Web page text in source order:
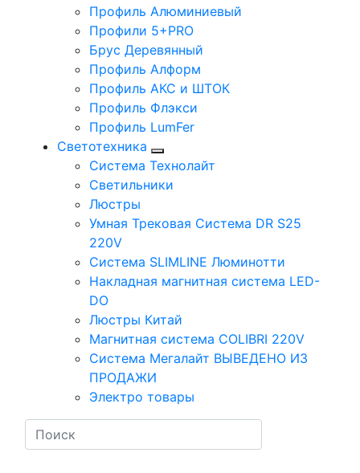
Профиль Алюминиевый
Профили 5+PRO
Брус Деревянный
Профиль Алформ
Профиль АКС и ШТОК
Профиль Флэкси
Профиль LumFer
Светотехника
Система Технолайт
Светильники
Люстры
Умная Трековая Система DR S25
220V
Система SLIMLINE Люминотти
Накладная магнитная система LED-
DO
Люстры Китай
Магнитная система COLIBRI 220V
Система Мегалайт ВЫВЕДЕНО ИЗ
ПРОДАЖИ
Электро товары